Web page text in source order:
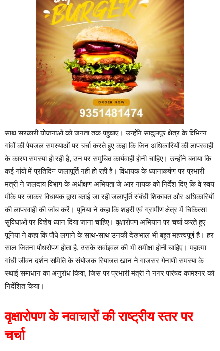
साथ सरकारी योजनाओं को जनता तक पहुंचाएं। उन्होंने सादुलपुर क्षेत्र के विभिन्न
गांवों की पेयजल समस्याओं पर चर्चा करते हुए कहा कि जिन अधिकारियों की लापरवाही
के कारण समस्या हो रही है, उन पर समुचित कार्यवाही होनी चाहिए। उन्होंने बताया कि
कई गांवों में प्रतिदिन जलापूर्ति नहीं हो रही है। विधायक के ध्यानाकर्षण पर प्रभारी
मंत्री ने जलदाय विभाग के अधीक्षण अभियंता जे आर नायक को निर्देश दिए कि वे स्वयं
मौके पर जाकर विधायक द्वारा बताई जा रही जलापूर्ति संबंधी शिकायत और अधिकारियों
की लापरवाही की जांच करें। पूनिया ने कहा कि शहरी एवं ग्रामीण क्षेत्र में चिकित्सा
सुविधाओं पर विशेष ध्यान दिया जाना चाहिए। वृक्षारोपण अभियान पर चर्चा करते हुए
पूनिया ने कहा कि पौधे लगाने के साथ-साथ उनकी देखभाल भी बहुत महत्त्वपूर्ण है। हर
साल जितना पौधरोपण होता है, उसके सर्वाइवल की भी समीक्षा होनी चाहिए। महात्मा
गांधी जीवन दर्शन समिति के संयोजक रियाजत खान ने गाजसर गेनाणी समस्या के
स्थाई समाधान का अनुरोध किया, जिस पर प्रभारी मंत्री ने नगर परिषद कमिश्नर को
निर्देशित किया।
वृक्षारोपण के नवाचारों की राष्ट्रीय स्तर पर
चर्चा